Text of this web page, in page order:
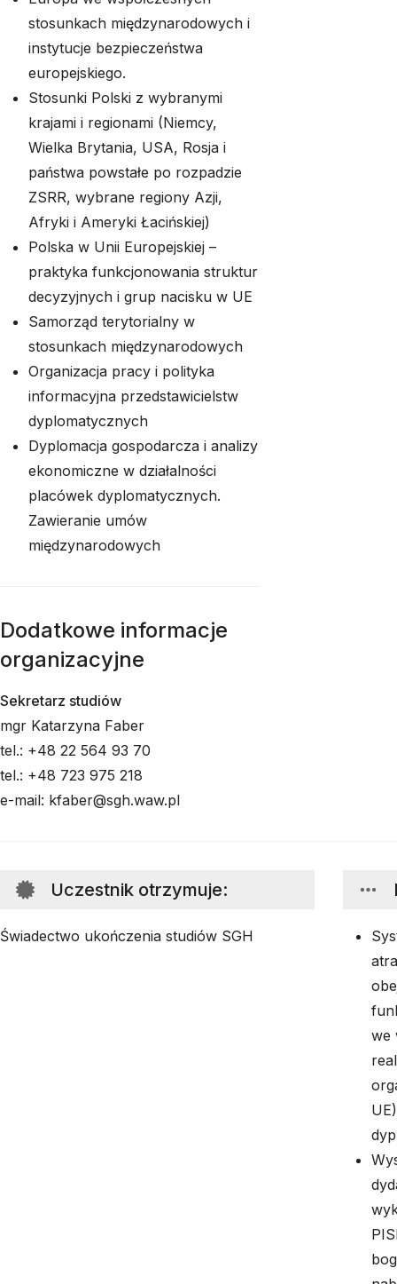
stosunkach międzynarodowych i
instytucje bezpieczeństwa
europejskiego.
Stosunki Polski z wybranymi
krajami i regionami (Niemcy,
Wielka Brytania, USA, Rosja i
państwa powstałe po rozpadzie
ZSRR, wybrane regiony Azji,
Afryki i Ameryki Łacińskiej)
Polska w Unii Europejskiej –
praktyka funkcjonowania struktur
decyzyjnych i grup nacisku w UE
Samorząd terytorialny w
stosunkach międzynarodowych
Organizacja pracy i polityka
informacyjna przedstawicielstw
dyplomatycznych
Dyplomacja gospodarcza i analizy
ekonomiczne w działalności
placówek dyplomatycznych.
Zawieranie umów
międzynarodowych
Dodatkowe informacje
organizacyjne
Sekretarz studiów
mgr Katarzyna Faber
tel.: +48 22 564 93 70
tel.: +48 723 975 218
e-mail: kfaber@sgh.waw.pl
Uczestnik otrzymuje:
Świadectwo ukończenia studiów SGH
we